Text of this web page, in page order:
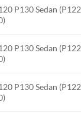
P130 Sedan (P122
P130 Sedan (P122
P130 Sedan (P122